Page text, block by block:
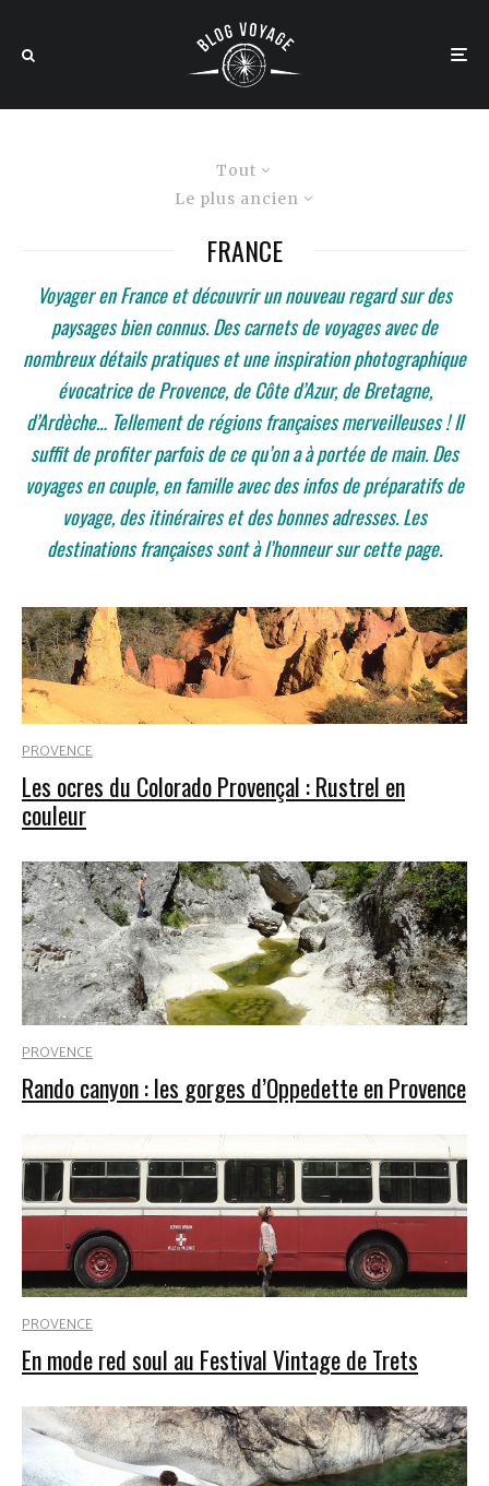
Tout
Le plus ancien
FRANCE
Voyager en France et découvrir un nouveau regard sur des
paysages bien connus. Des carnets de voyages avec de
nombreux détails pratiques et une inspiration photographique
évocatrice de Provence, de Côte d’Azur, de Bretagne,
d’Ardèche… Tellement de régions françaises merveilleuses ! Il
suffit de profiter parfois de ce qu’on a à portée de main. Des
voyages en couple, en famille avec des infos de préparatifs de
voyage, des itinéraires et des bonnes adresses.Les
destinations françaises sont à l’honneur sur cette page.
PROVENCE
Les ocres du Colorado Provençal : Rustrel en
couleur
PROVENCE
Rando canyon : les gorges d’Oppedette en Provence
PROVENCE
En mode red soul au Festival Vintage de Trets